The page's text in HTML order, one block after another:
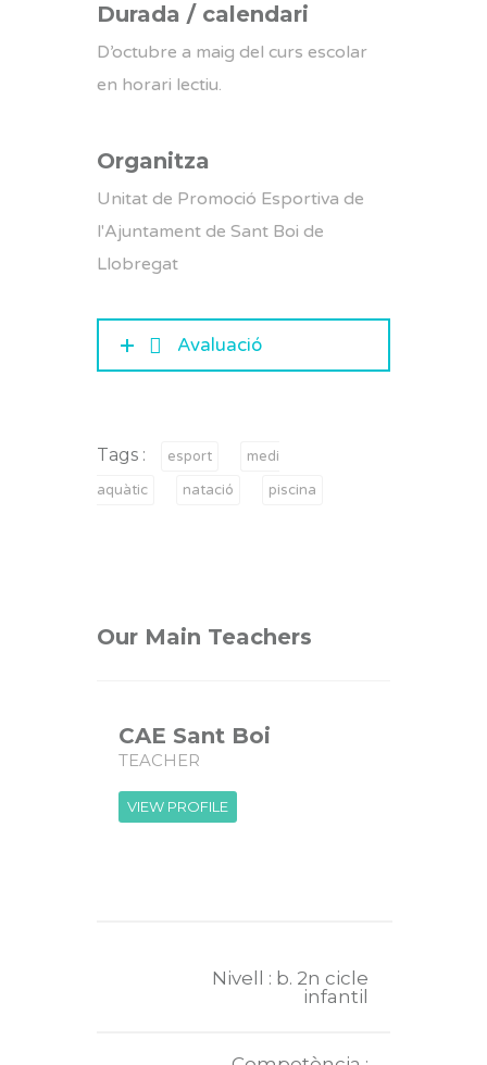
Durada / calendari
D’octubre a maig del curs escolar
en horari lectiu.
Organitza
Unitat de Promoció Esportiva de
l'Ajuntament de Sant Boi de
Llobregat
Avaluació
Tags : esport
medi
aquàtic
natació piscina
Our Main Teachers
CAE Sant Boi
TEACHER
VIEW PROFILE
Nivell : b. 2n cicle
infantil